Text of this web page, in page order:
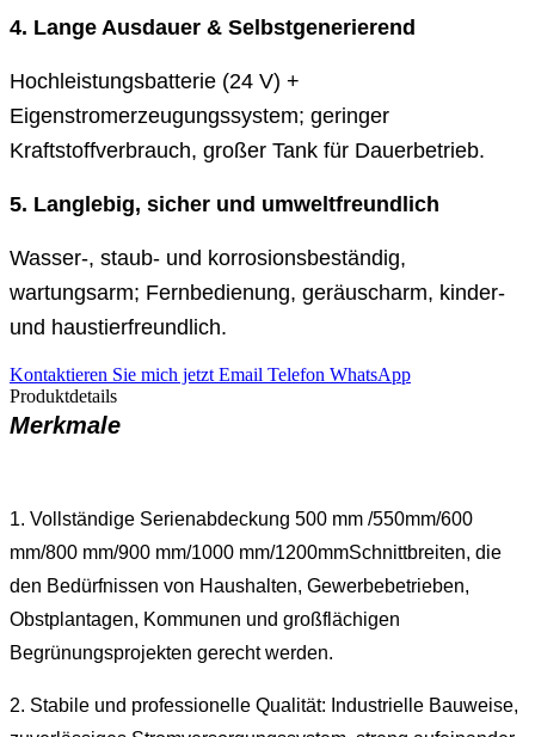
4. Lange Ausdauer & Selbstgenerierend
Hochleistungsbatterie (24 V) +
Eigenstromerzeugungssystem; geringer
Kraftstoffverbrauch, großer Tank für Dauerbetrieb.
5. Langlebig, sicher und umweltfreundlich
Wasser-, staub- und korrosionsbeständig,
wartungsarm; Fernbedienung, geräuscharm, kinder-
und haustierfreundlich.
Kontaktieren Sie mich jetzt Email Telefon WhatsApp
Produktdetails
Merkmale
1. Vollständige Serienabdeckung 500 mm /550mm/600
mm/800 mm/900 mm/1000 mm/1200mmSchnittbreiten, die
den Bedürfnissen von Haushalten, Gewerbebetrieben,
Obstplantagen, Kommunen und großflächigen
Begrünungsprojekten gerecht werden.
2. Stabile und professionelle Qualität: Industrielle Bauweise,